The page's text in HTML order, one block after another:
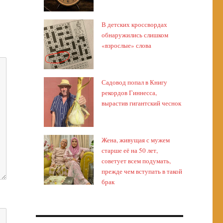
В детских кроссвордах
обнаружились слишком
«взрослые» слова
Садовод попал в Книгу
рекордов Гиннесса,
вырастив гигантский чеснок
Жена, живущая с мужем
старше её на 50 лет,
советует всем подумать,
прежде чем вступать в такой
брак